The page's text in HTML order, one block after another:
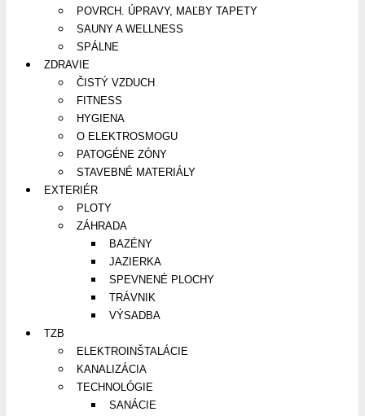
POVRCH. ÚPRAVY, MAĽBY TAPETY
SAUNY A WELLNESS
SPÁLNE
ZDRAVIE
ČISTÝ VZDUCH
FITNESS
HYGIENA
O ELEKTROSMOGU
PATOGÉNE ZÓNY
STAVEBNÉ MATERIÁLY
EXTERIÉR
PLOTY
ZÁHRADA
BAZÉNY
JAZIERKA
SPEVNENÉ PLOCHY
TRÁVNIK
VÝSADBA
TZB
ELEKTROINŠTALÁCIE
KANALIZÁCIA
TECHNOLÓGIE
SANÁCIE